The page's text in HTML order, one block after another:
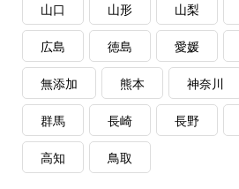
山口 山形 山梨
広島 徳島 愛媛
無添加 熊本 神奈川
群馬 長崎 長野
高知 鳥取